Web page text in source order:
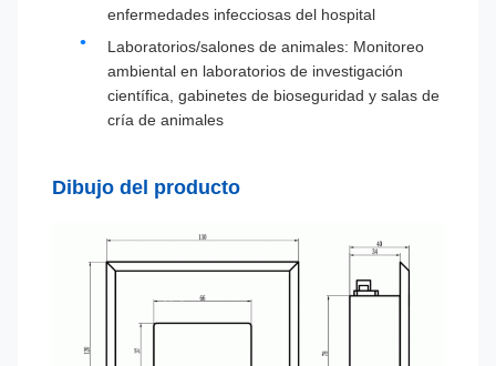
enfermedades infecciosas del hospital
Laboratorios/salones de animales: Monitoreo
ambiental en laboratorios de investigación
científica, gabinetes de bioseguridad y salas de
cría de animales
Dibujo del producto